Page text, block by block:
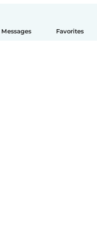
Messages Favorites